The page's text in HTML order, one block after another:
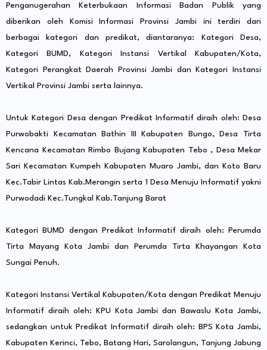
Penganugerahan Keterbukaan Informasi Badan Publik yang
diberikan oleh Komisi Informasi Provinsi Jambi ini terdiri dari
berbagai kategori dan predikat, diantaranya: Kategori Desa,
Kategori BUMD, Kategori Instansi Vertikal Kabupaten/Kota,
Kategori Perangkat Daerah Provinsi Jambi dan Kategori Instansi
Vertikal Provinsi Jambi serta lainnya.
Untuk Kategori Desa dengan Predikat Informatif diraih oleh: Desa
Purwobakti Kecamatan Bathin III Kabupaten Bungo, Desa Tirta
Kencana Kecamatan Rimbo Bujang Kabupaten Tebo , Desa Mekar
Sari Kecamatan Kumpeh Kabupaten Muaro Jambi, dan Koto Baru
Kec.Tabir Lintas Kab.Merangin serta 1 Desa Menuju Informatif yakni
Purwodadi Kec.Tungkal Kab.Tanjung Barat
Kategori BUMD dengan Predikat Informatif diraih oleh: Perumda
Tirta Mayang Kota Jambi dan Perumda Tirta Khayangan Kota
Sungai Penuh.
Kategori Instansi Vertikal Kabupaten/Kota dengan Predikat Menuju
Informatif diraih oleh: KPU Kota Jambi dan Bawaslu Kota Jambi,
sedangkan untuk Predikat Informatif diraih oleh: BPS Kota Jambi,
Kabupaten Kerinci, Tebo, Batang Hari, Sarolangun, Tanjung Jabung